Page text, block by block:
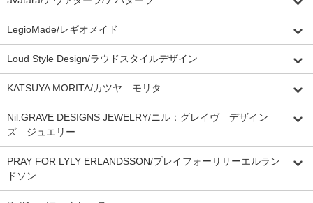
LegioMade/レギオメイド
Loud Style Design/ラウドスタイルデザイン
KATSUYA MORITA/カツヤ モリタ
Nil:GRAVE DESIGNS JEWELRY/ニル：グレイヴ デザイン
ズ ジュエリー
PRAY FOR LYLY ERLANDSSON/プレイフォーリリーエルラン
ドソン